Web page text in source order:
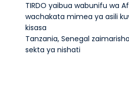
TIRDO yaibua wabunifu wa
wachakata mimea ya asili
kisasa
Tanzania, Senegal
sekta ya nishati